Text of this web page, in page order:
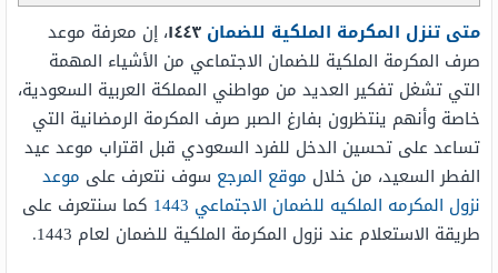
متى تنزل المكرمة الملكية للضمان
، إن معرفة موعد
صرف المكرمة الملكية للضمان الاجتماعي من الأشياء المهمة
التي تشغل تفكير العديد من مواطني المملكة العربية السعودية،
خاصة وأنهم ينتظرون بفارغ الصبر صرف المكرمة الرمضانية التي
تساعد على تحسين الدخل للفرد السعودي قبل اقتراب موعد عيد
الفطر السعيد، من خلال موقع المرجع سوف نتعرف على موعد
نزول المكرمه الملكيه للضمان الاجتماعي 1443
كما سنتعرف على
طريقة الاستعلام عند نزول المكرمة الملكية للضمان لعام 1443.